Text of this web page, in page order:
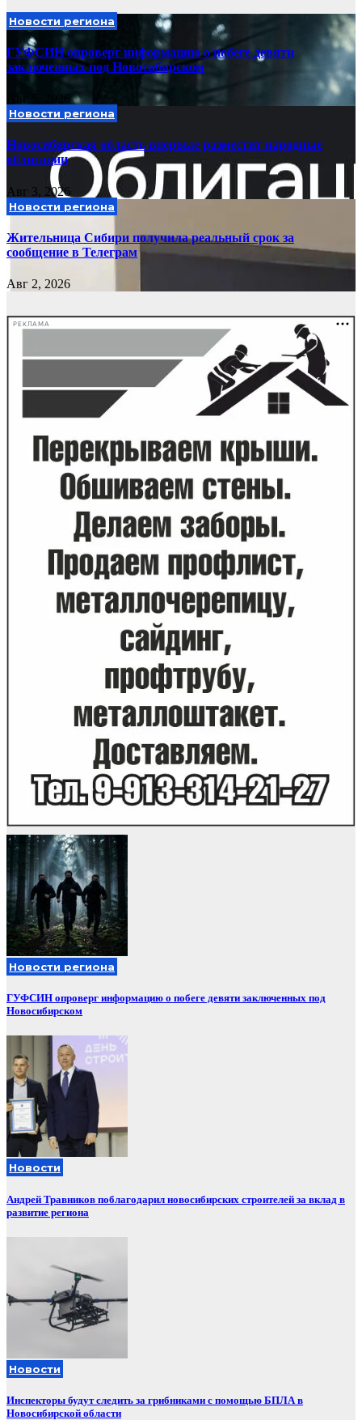
Новости региона
ГУФСИН опроверг информацию о побеге девяти
заключенных под Новосибирском
Новости региона
Новосибирская область впервые разместит народные
облигации
Авг 3, 2026
Новости региона
Жительница Сибири получила реальный срок за
сообщение в Телеграм
Авг 2, 2026
РЕКЛАМА
Новости региона
ГУФСИН опроверг информацию о побеге девяти заключенных под
Новосибирском
Новости
Андрей Травников поблагодарил новосибирских строителей за вклад в
развитие региона
Новости
Инспекторы будут следить за грибниками с помощью БПЛА в
Новосибирской области